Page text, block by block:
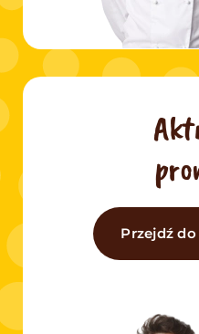
Przejdź